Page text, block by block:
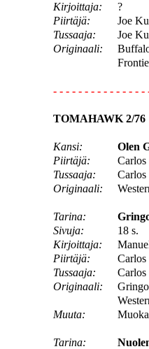
Kirjoittaja:
?
Piirtäjä:
Joe
Tussaaja:
Joe
Originaali:
- - - - - - - - - - - - - - -
TOMAHAWK 2/76
Kansi:
Olen
Piirtäjä:
Carlos
Tussaaja:
Carlos
Originaali:
Tarina:
Sivuja:
18 s.
Kirjoittaja:
Piirtäjä:
Carlos
Tussaaja:
Carlos
Originaali:
Gringo
Muuta:
Tarina: